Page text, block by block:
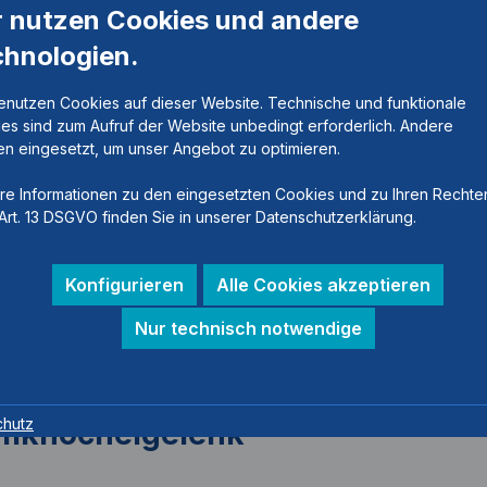
nutzen Cookies und andere
Cookies auf dieser Website. Technische und funktionale
sind zum Aufruf der Website unbedingt erforderlich. Andere
eingesetzt, um unser Angebot zu optimieren.
Informationen zu den eingesetzten Cookies und zu Ihren
13 DSGVO finden Sie in unserer Datenschutzerklärung.
Konfigurieren
Alle Cookies akzeptieren
Nur technisch notwendige